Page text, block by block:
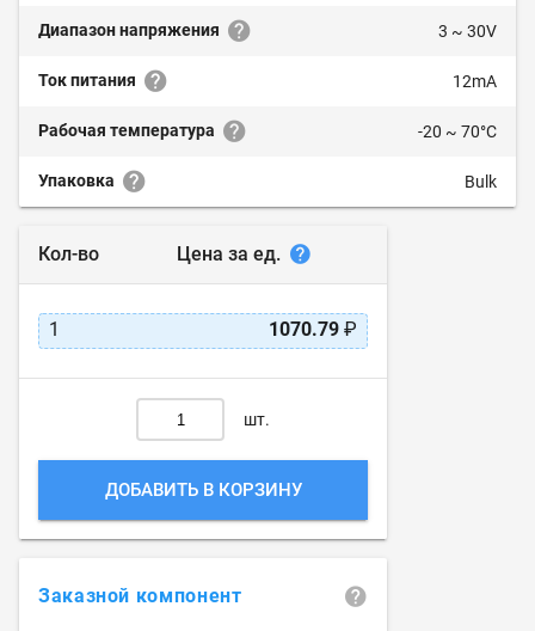
Диапазон напряжения 3 ~ 30V
Ток питания 12mA
Рабочая температура -20 ~ 70°C
Упаковка Bulk
Кол-во Цена за ед.
1 1070.79 ₽
шт.
ДОБАВИТЬ В КОРЗИНУ
Заказной компонент